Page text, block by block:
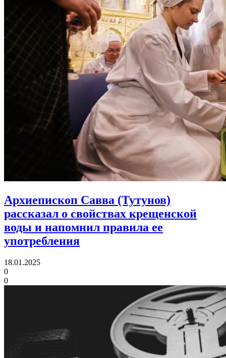
Архиепископ Савва (Тутунов)
рассказал о свойствах крещенской
воды и напомнил правила ее
употребления
18.01.2025
0
0